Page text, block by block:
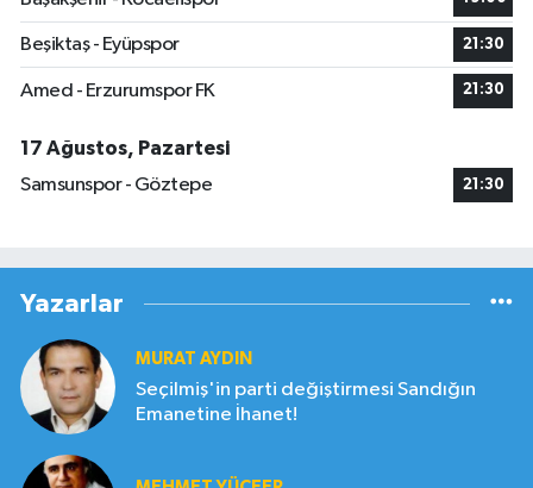
Beşiktaş - Eyüpspor 21:30
Amed - Erzurumspor FK 21:30
17 Ağustos, Pazartesi
Samsunspor - Göztepe
21:30
Yazarlar
MURAT AYDIN
Seçilmiş'in parti değiştirmesi Sandığın
Emanetine İhanet!